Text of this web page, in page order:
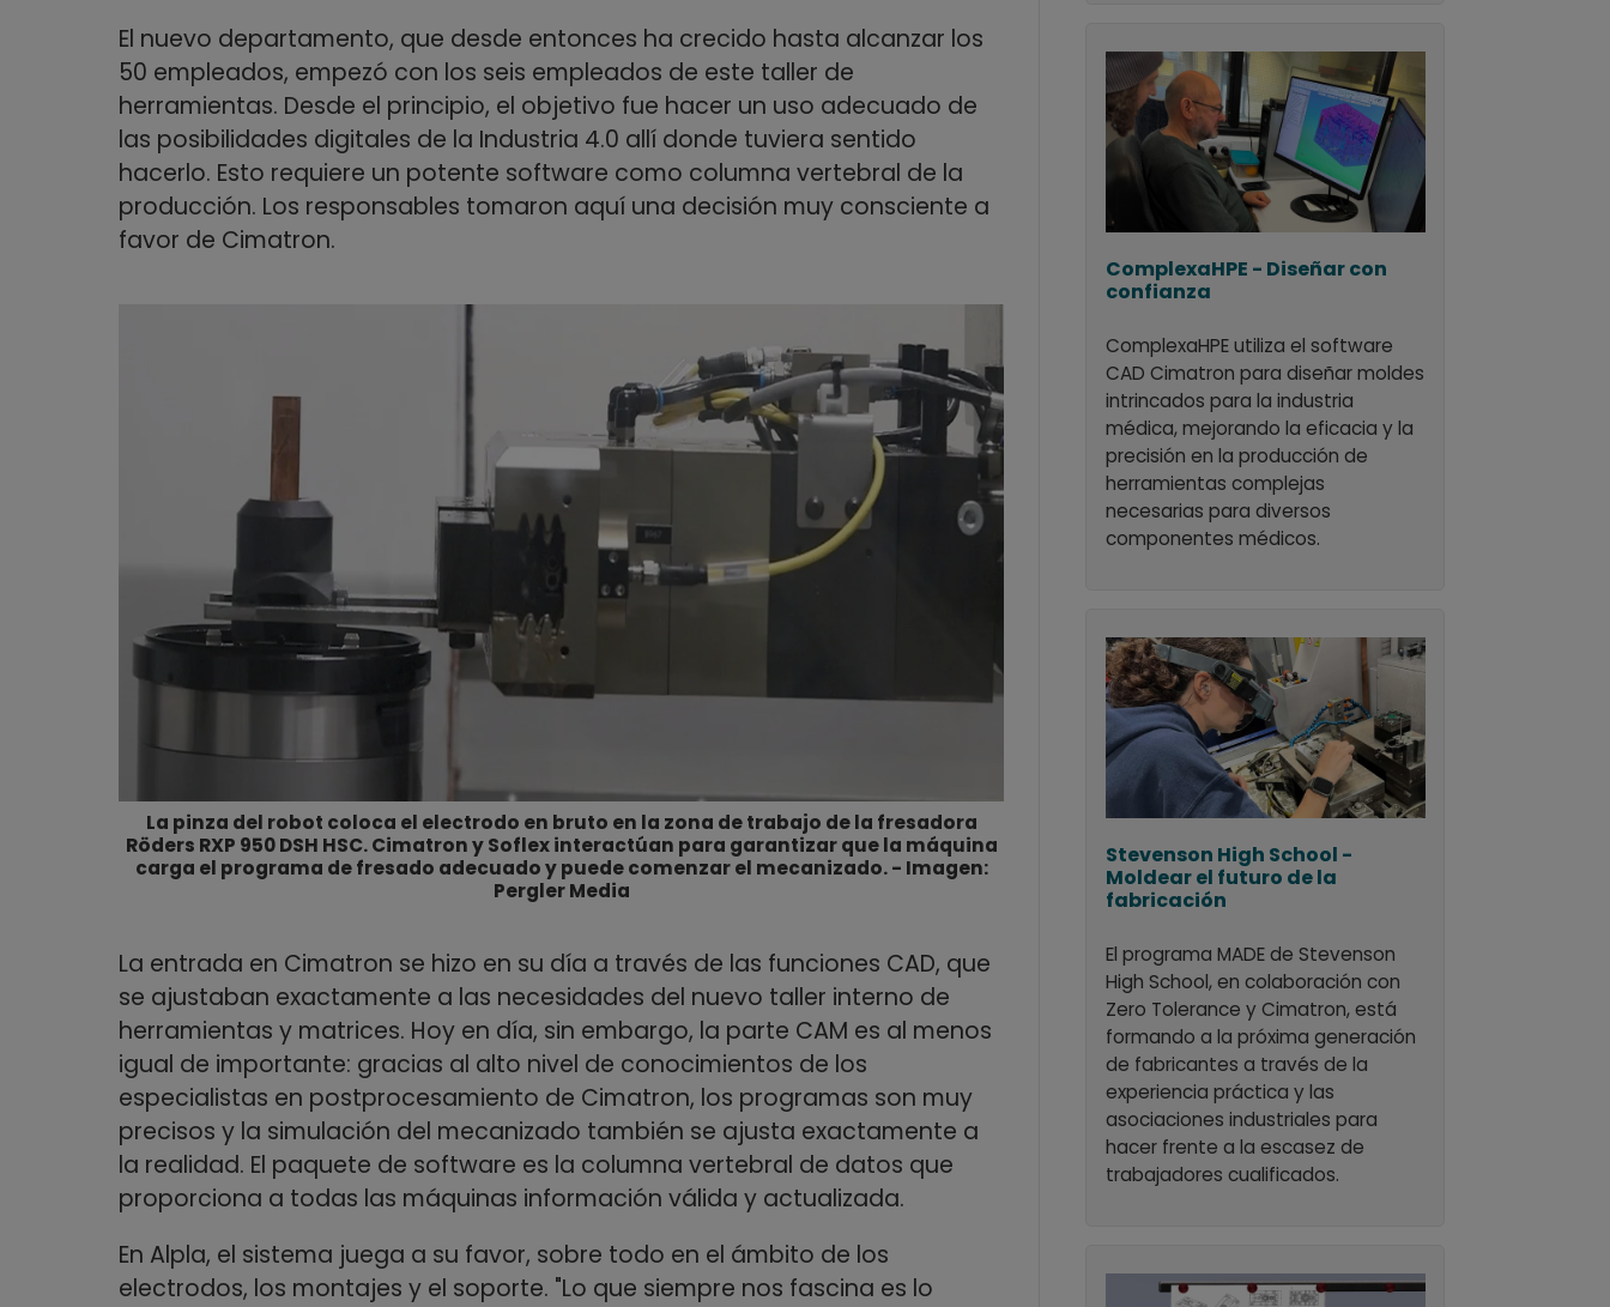
El nuevo departamento, que desde entonces ha crecido hasta alcanzar los
50 empleados, empezó con los seis empleados de este taller de
herramientas. Desde el principio, el objetivo fue hacer un uso adecuado de
las posibilidades digitales de la Industria 4.0 allí donde tuviera sentido
hacerlo. Esto requiere un potente software como columna vertebral de la
producción. Los responsables tomaron aquí una decisión muy consciente a
favor de Cimatron.
La pinza del robot coloca el electrodo en bruto en la zona de trabajo de la fresadora
Röders RXP 950 DSH HSC. Cimatron y Soflex interactúan para garantizar que la máquina
carga el programa de fresado adecuado y puede comenzar el mecanizado. - Imagen:
Pergler Media
La entrada en Cimatron se hizo en su día a través de las funciones CAD, que
se ajustaban exactamente a las necesidades del nuevo taller interno de
herramientas y matrices. Hoy en día, sin embargo, la parte CAM es al menos
igual de importante: gracias al alto nivel de conocimientos de los
especialistas en postprocesamiento de Cimatron, los programas son muy
precisos y la simulación del mecanizado también se ajusta exactamente a
la realidad. El paquete de software es la columna vertebral de datos que
proporciona a todas las máquinas información válida y actualizada.
En Alpla, el sistema juega a su favor, sobre todo en el ámbito de los
electrodos, los montajes y el soporte. "Lo que siempre nos fascina es lo
ComplexaHPE - Diseñar con
confianza
ComplexaHPE utiliza el software
CAD Cimatron para diseñar moldes
intrincados para la industria
médica, mejorando la eficacia y la
precisión en la producción de
herramientas complejas
necesarias para diversos
componentes médicos.
Stevenson High School -
Moldear el futuro de la
fabricación
El programa MADE de Stevenson
High School, en colaboración con
Zero Tolerance y Cimatron, está
formando a la próxima generación
de fabricantes a través de la
experiencia práctica y las
asociaciones industriales para
hacer frente a la escasez de
trabajadores cualificados.